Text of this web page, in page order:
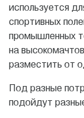
используется
спортивных
промышленных
на
разместить от
Под разные
подойдут